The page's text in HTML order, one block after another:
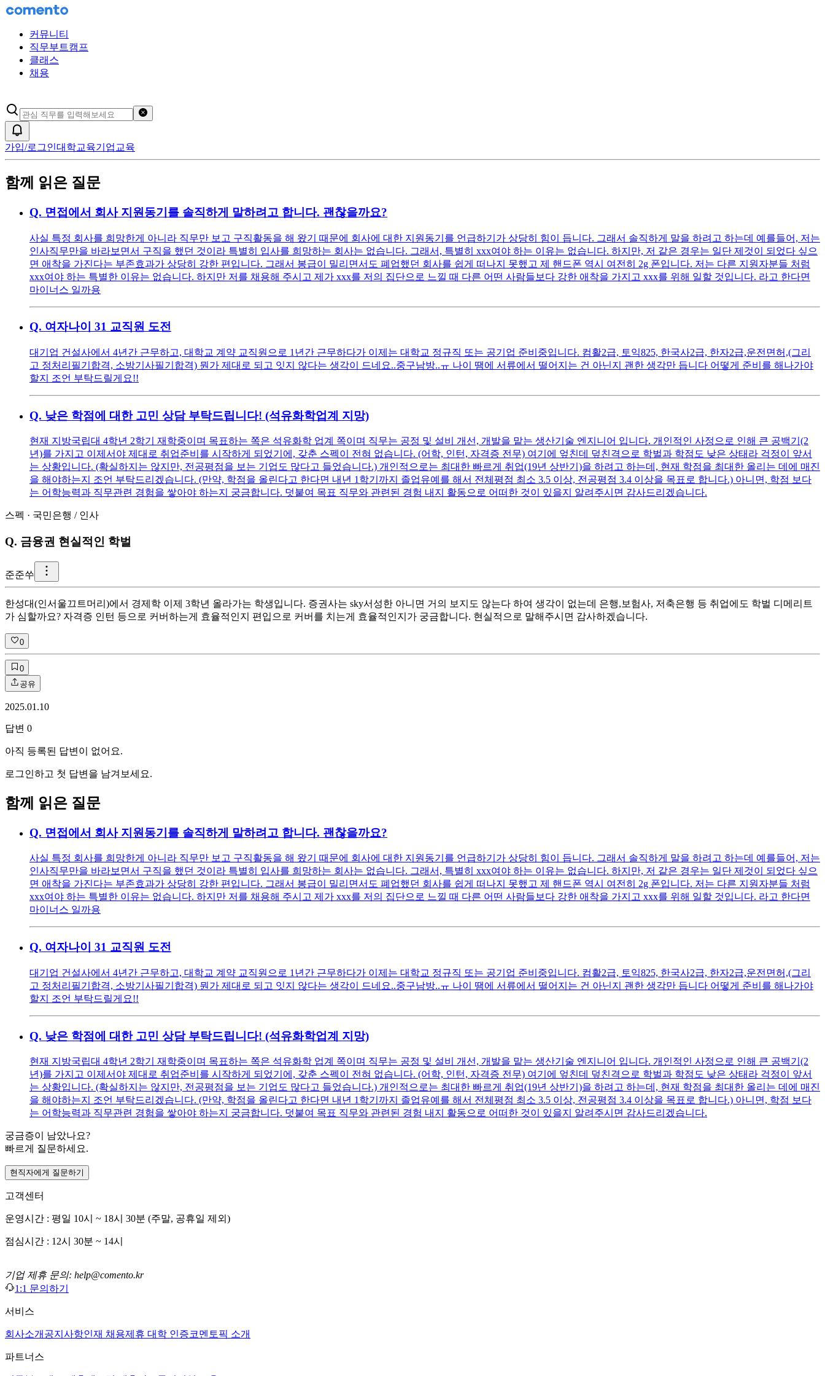
커뮤니티
직무부트캠프
클래스
채용
가입/로그인대학교육기업교육
함께 읽은 질문
Q. 면접에서 회사 지원동기를 솔직하게 말하려고 합니다. 괜찮을까요?
사실 특정 회사를 희망한게 아니라 직무만 보고 구직활동을 해 왔기 때문에 회사에 대한 지원동기를 언급하기가 상당히 힘이 듭니다. 그래서 솔직하게 말을 하려고 하는데 예를들어, 저는
인사직무만을 바라보면서 구직을 했던 것이라 특별히 입사를 희망하는 회사는 없습니다. 그래서, 특별히 xxx여야 하는 이유는 없습니다. 하지만, 저 같은 경우는 일단 제것이 되었다 싶으
면 애착을 가진다는 부존효과가 상당히 강한 편입니다. 그래서 봉급이 밀리면서도 폐업했던 회사를 쉽게 떠나지 못했고 제 핸드폰 역시 여전히 2g 폰입니다. 저는 다른 지원자분들 처럼
xxx여야 하는 특별한 이유는 없습니다. 하지만 저를 채용해 주시고 제가 xxx를 저의 집단으로 느낄 때 다른 어떤 사람들보다 강한 애착을 가지고 xxx를 위해 일할 것입니다. 라고 한다면
마이너스 일까용
Q. 여자나이 31 교직원 도전
대기업 건설사에서 4년간 근무하고, 대학교 계약 교직원으로 1년간 근무하다가 이제는 대학교 정규직 또는 공기업 준비중입니다. 컴활2급, 토익825, 한국사2급, 한자2급,운전면허,(그리
고 정처리필기합격, 소방기사필기합격) 뭔가 제대로 되고 잇지 않다는 생각이 드네요..중구남방..ㅠ 나이 땜에 서류에서 떨어지는 건 아닌지 괜한 생각만 듭니다 어떻게 준비를 해나가야
할지 조언 부탁드릴게요!!
Q. 낮은 학점에 대한 고민 상담 부탁드립니다! (석유화학업계 지망)
현재 지방국립대 4학년 2학기 재학중이며 목표하는 쪽은 석유화학 업계 쪽이며 직무는 공정 및 설비 개선, 개발을 맡는 생산기술 엔지니어 입니다. 개인적인 사정으로 인해 큰 공백기(2
년)를 가지고 이제서야 제대로 취업준비를 시작하게 되었기에, 갖춘 스펙이 전혀 없습니다. (어학, 인턴, 자격증 전무) 여기에 엎친데 덮친격으로 학벌과 학점도 낮은 상태라 걱정이 앞서
는 상황입니다. (확실하지는 않지만, 전공평점을 보는 기업도 많다고 들었습니다.) 개인적으로는 최대한 빠르게 취업(19년 상반기)을 하려고 하는데, 현재 학점을 최대한 올리는 데에 매진
을 해야하는지 조언 부탁드리겠습니다. (만약, 학점을 올린다고 한다면 내년 1학기까지 졸업유예를 해서 전체평점 최소 3.5 이상, 전공평점 3.4 이상을 목표로 합니다.) 아니면, 학점 보다
는 어학능력과 직무관련 경험을 쌓아야 하는지 궁금합니다. 덧붙여 목표 직무와 관련된 경험 내지 활동으로 어떠한 것이 있을지 알려주시면 감사드리겠습니다.
스펙 · 국민은행 / 인사
Q. 금융권 현실적인 학벌
준준쑤
한성대(인서울끄트머리)에서 경제학 이제 3학년 올라가는 학생입니다. 증권사는 sky서성한 아니면 거의 보지도 않는다 하여 생각이 없는데 은행,보험사, 저축은행 등 취업에도 학벌 디메리트
가 심할까요? 자격증 인턴 등으로 커버하는게 효율적인지 편입으로 커버를 치는게 효율적인지가 궁금합니다. 현실적으로 말해주시면 감사하겠습니다.
0
0
공유
2025.01.10
답변 0
아직 등록된 답변이 없어요.
로그인하고 첫 답변을 남겨보세요.
함께 읽은 질문
Q. 면접에서 회사 지원동기를 솔직하게 말하려고 합니다. 괜찮을까요?
사실 특정 회사를 희망한게 아니라 직무만 보고 구직활동을 해 왔기 때문에 회사에 대한 지원동기를 언급하기가 상당히 힘이 듭니다. 그래서 솔직하게 말을 하려고 하는데 예를들어, 저는
인사직무만을 바라보면서 구직을 했던 것이라 특별히 입사를 희망하는 회사는 없습니다. 그래서, 특별히 xxx여야 하는 이유는 없습니다. 하지만, 저 같은 경우는 일단 제것이 되었다 싶으
면 애착을 가진다는 부존효과가 상당히 강한 편입니다. 그래서 봉급이 밀리면서도 폐업했던 회사를 쉽게 떠나지 못했고 제 핸드폰 역시 여전히 2g 폰입니다. 저는 다른 지원자분들 처럼
xxx여야 하는 특별한 이유는 없습니다. 하지만 저를 채용해 주시고 제가 xxx를 저의 집단으로 느낄 때 다른 어떤 사람들보다 강한 애착을 가지고 xxx를 위해 일할 것입니다. 라고 한다면
마이너스 일까용
Q. 여자나이 31 교직원 도전
대기업 건설사에서 4년간 근무하고, 대학교 계약 교직원으로 1년간 근무하다가 이제는 대학교 정규직 또는 공기업 준비중입니다. 컴활2급, 토익825, 한국사2급, 한자2급,운전면허,(그리
고 정처리필기합격, 소방기사필기합격) 뭔가 제대로 되고 잇지 않다는 생각이 드네요..중구남방..ㅠ 나이 땜에 서류에서 떨어지는 건 아닌지 괜한 생각만 듭니다 어떻게 준비를 해나가야
할지 조언 부탁드릴게요!!
Q. 낮은 학점에 대한 고민 상담 부탁드립니다! (석유화학업계 지망)
현재 지방국립대 4학년 2학기 재학중이며 목표하는 쪽은 석유화학 업계 쪽이며 직무는 공정 및 설비 개선, 개발을 맡는 생산기술 엔지니어 입니다. 개인적인 사정으로 인해 큰 공백기(2
년)를 가지고 이제서야 제대로 취업준비를 시작하게 되었기에, 갖춘 스펙이 전혀 없습니다. (어학, 인턴, 자격증 전무) 여기에 엎친데 덮친격으로 학벌과 학점도 낮은 상태라 걱정이 앞서
는 상황입니다. (확실하지는 않지만, 전공평점을 보는 기업도 많다고 들었습니다.) 개인적으로는 최대한 빠르게 취업(19년 상반기)을 하려고 하는데, 현재 학점을 최대한 올리는 데에 매진
을 해야하는지 조언 부탁드리겠습니다. (만약, 학점을 올린다고 한다면 내년 1학기까지 졸업유예를 해서 전체평점 최소 3.5 이상, 전공평점 3.4 이상을 목표로 합니다.) 아니면, 학점 보다
는 어학능력과 직무관련 경험을 쌓아야 하는지 궁금합니다. 덧붙여 목표 직무와 관련된 경험 내지 활동으로 어떠한 것이 있을지 알려주시면 감사드리겠습니다.
궁금증이 남았나요?
빠르게 질문하세요.
현직자에게 질문하기
고객센터
운영시간 : 평일 10시 ~ 18시 30분 (주말, 공휴일 제외)
점심시간 : 12시 30분 ~ 14시
기업 제휴 문의: help@comento.kr
1:1 문의하기
서비스
회사소개 공지사항인재 채용제휴 대학 인증코멘토픽 소개
파트너스